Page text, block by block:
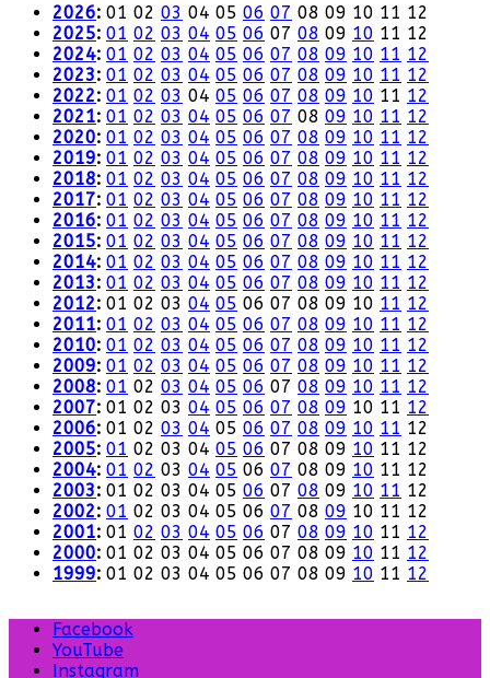
2026: 01 02 03 04 05 06 07 08 09 10 11 12
2025: 01 02 03 04 05 06 07 08 09 10 11 12
2024: 01 02 03 04 05 06 07 08 09 10 11 12
2023: 01 02 03 04 05 06 07 08 09 10 11 12
2022: 01 02 03 04 05 06 07 08 09 10 11 12
2021: 01 02 03 04 05 06 07 08 09 10 11 12
2020: 01 02 03 04 05 06 07 08 09 10 11 12
2019: 01 02 03 04 05 06 07 08 09 10 11 12
2018: 01 02 03 04 05 06 07 08 09 10 11 12
2017: 01 02 03 04 05 06 07 08 09 10 11 12
2016: 01 02 03 04 05 06 07 08 09 10 11 12
2015: 01 02 03 04 05 06 07 08 09 10 11 12
2014: 01 02 03 04 05 06 07 08 09 10 11 12
2013: 01 02 03 04 05 06 07 08 09 10 11 12
2012: 01 02 03 04 05 06 07 08 09 10 11 12
2011: 01 02 03 04 05 06 07 08 09 10 11 12
2010: 01 02 03 04 05 06 07 08 09 10 11 12
2009: 01 02 03 04 05 06 07 08 09 10 11 12
2008: 01 02 03 04 05 06 07 08 09 10 11 12
2007: 01 02 03 04 05 06 07 08 09 10 11 12
2006: 01 02 03 04 05 06 07 08 09 10 11 12
2005: 01 02 03 04 05 06 07 08 09 10 11 12
2004: 01 02 03 04 05 06 07 08 09 10 11 12
2003: 01 02 03 04 05 06 07 08 09 10 11 12
2002: 01 02 03 04 05 06 07 08 09 10 11 12
2001: 01 02 03 04 05 06 07 08 09 10 11 12
2000: 01 02 03 04 05 06 07 08 09 10 11 12
1999: 01 02 03 04 05 06 07 08 09 10 11 12
Facebook
YouTube
Instagram